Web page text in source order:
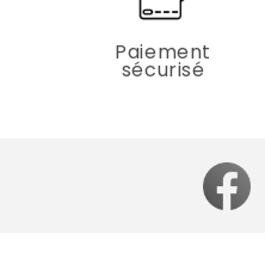
Paiement
sécurisé